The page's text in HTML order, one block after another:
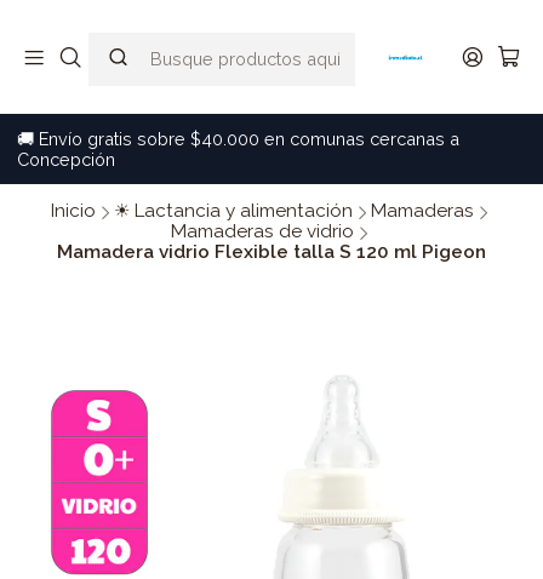
🚚 Envío gratis sobre $40.000 en comunas cercanas a
Concepción
Inicio ☀ Lactancia y alimentación
Mamaderas
Mamaderas de vidrio
Mamadera vidrio Flexible talla S 120 ml Pigeon